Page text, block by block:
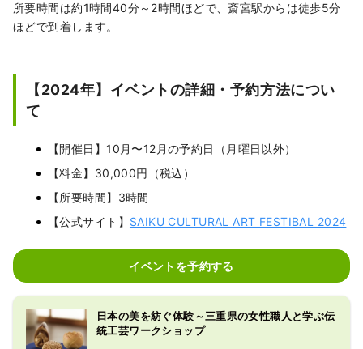
所要時間は約1時間40分～2時間ほどで、斎宮駅からは徒歩5分
ほどで到着します。
【2024年】イベントの詳細・予約方法につい
て
【開催日】10⽉〜12⽉の予約日（⽉曜⽇以外）
【料金】30,000円（税込）
【所要時間】3時間
【公式サイト】 SAIKU CULTURAL ART FESTIBAL 2024
イベントを予約する
日本の美を紡ぐ体験～三重県の女性職人と学ぶ伝
統工芸ワークショップ